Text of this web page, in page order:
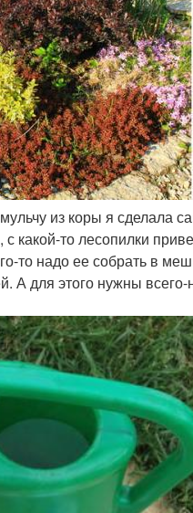
из коры я сделала
с какой-то лесопилки
то надо ее собрать в
А для этого нужны